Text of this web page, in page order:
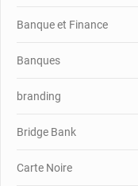
Banque et Finance
Banques
branding
Bridge Bank
Carte Noire